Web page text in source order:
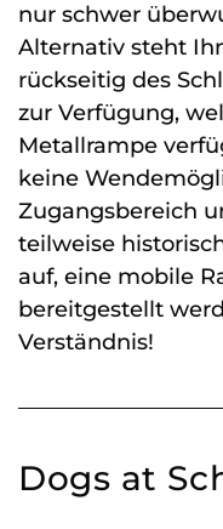
nur schwer
Alternativ steht
rückseitig des
zur Verfügung,
Metallrampe
keine
Zugangsbereich
teilweise
auf, eine mobile
bereitgestellt
Verständnis!
Dogs at